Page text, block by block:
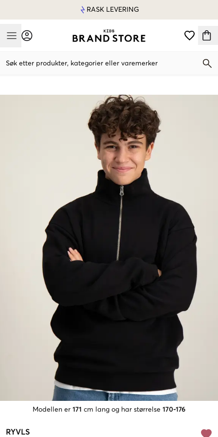
RASK LEVERING
Mobile Menu
Søk etter produkter, kategorier eller varemerker
Modellen er 171 cm lang og har størrelse 170-176
RYVLS